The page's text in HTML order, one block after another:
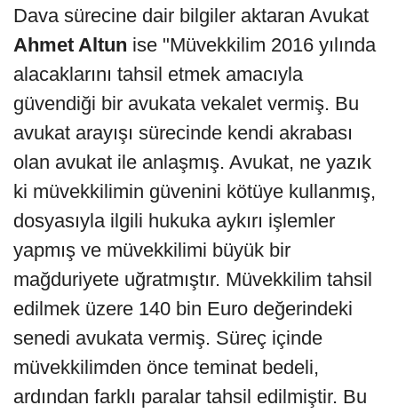
Dava sürecine dair bilgiler aktaran Avukat
Ahmet Altun ise "Müvekkilim 2016 yılında
alacaklarını tahsil etmek amacıyla
güvendiği bir avukata vekalet vermiş. Bu
avukat arayışı sürecinde kendi akrabası
olan avukat ile anlaşmış. Avukat, ne yazık
ki müvekkilimin güvenini kötüye kullanmış,
dosyasıyla ilgili hukuka aykırı işlemler
yapmış ve müvekkilimi büyük bir
mağduriyete uğratmıştır. Müvekkilim tahsil
edilmek üzere 140 bin Euro değerindeki
senedi avukata vermiş. Süreç içinde
müvekkilimden önce teminat bedeli,
ardından farklı paralar tahsil edilmiştir. Bu